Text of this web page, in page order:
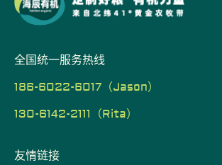
全国统一服务热线
186-6022-6017（Jason）
130-6142-2111（Rita）
友情链接